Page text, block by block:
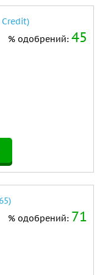
% одобрений: 45
% одобрений: 71